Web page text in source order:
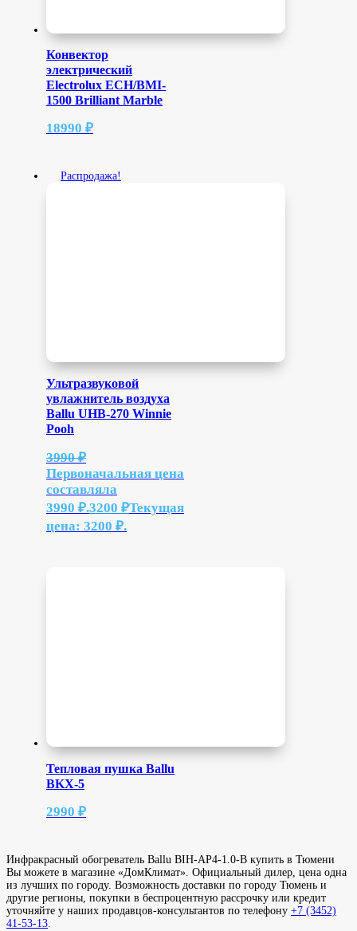
Конвектор
электрический
Electrolux ECH/BMI-
1500 Brilliant Marble
18990 ₽
Распродажа!
Ультразвуковой
увлажнитель воздуха
Ballu UHB-270 Winnie
Pooh
3990₽
Первоначальная цена
составляла
3990 ₽.3200 ₽Текущая
цена: 3200 ₽.
Тепловая пушка Ballu
BKX-5
2990 ₽
Инфракрасный обогреватель Ballu BIH-AP4-1.0-B купить в Тюмени
Вы можете в магазине «ДомКлимат». Официальный дилер, цена одна
из лучших по городу. Возможность доставки по городу Тюмень и
другие регионы, покупки в беспроцентную рассрочку или кредит
уточняйте у наших продавцов-консультантов по телефону +7 (3452)
41-53-13